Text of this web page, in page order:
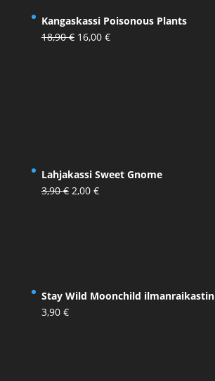
Kangaskassi Poisonous Plants
18,90€ Alkuperäinen
16,00 €Nykyinen
Lahjakassi Sweet Gnome
3,90€ Alkuperäinen
2,00 €Nykyinen
Stay Wild Moonchild ilmanraikastin
3,90 €